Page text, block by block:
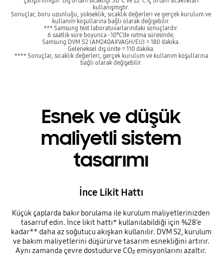
kullanışmıştır.
Sonuçlar, boru uzunluğu, yükseklik, sıcaklık değerleri ve gerçek kurulum ve
kullanım koşullarına bağlı olarak değişebilir.
*** Samsung test laboratuvarlarındaki sonuçlardır.
6 saatlik süre boyunca -10°C’de ısıtma süresinde;
Samsung DVM S2 (AM240AXVAGH/EU) = 180 dakika.
Geleneksel dış ünite = 110 dakika.
**** Sonuçlar, sıcaklık değerleri, gerçek kurulum ve kullanım koşullarına
bağlı olarak değişebilir.
Esnek ve düşük
maliyetli sistem
tasarımı
İnce Likit Hattı
Küçük çaplarda bakır borulama ile kurulum maliyetlerinizden
tasarruf edin. İnce likit hattı* kullanılabildiği için %28’e
kadar** daha az soğutucu akışkan kullanılır. DVM S2, kurulum
ve bakım maliyetlerini düşürür ve tasarım esnekliğini artırır.
Aynı zamanda çevre dostudur ve CO₂ emisyonlarını azaltır.